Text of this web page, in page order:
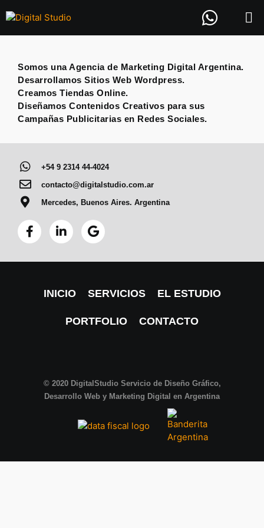
Etiqueta:
Somos una Agencia de Marketing Digital Argentina.
Desarrollamos Sitios Web Wordpress.
Creamos Tiendas Online.
Diseñamos Contenidos Creativos para sus
Campañas Publicitarias en Redes Sociales.
+54 9 2314 44-4024
contacto@digitalstudio.com.ar
Mercedes, Buenos Aires. Argentina
INICIO SERVICIOS EL ESTUDIO
PORTFOLIO CONTACTO
© 2020 DigitalStudioServicio de Diseño Gráfico,
Desarrollo Web y Marketing Digital en Argentina